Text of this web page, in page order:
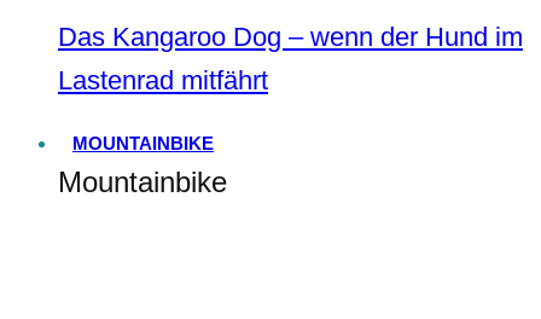
Das Kangaroo Dog – wenn der Hund im
Lastenrad mitfährt
MOUNTAINBIKE
Mountainbike